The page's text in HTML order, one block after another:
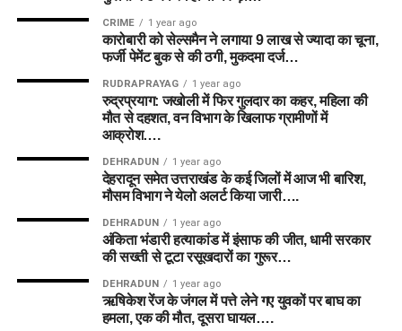
CRIME 1 year ago
कारोबारी को सेल्समैन ने लगाया 9 लाख से ज्यादा का चूना,
फर्जी पेमेंट बुक से की ठगी, मुकदमा दर्ज…
RUDRAPRAYAG 1 year ago
रुद्रप्रयाग: जखोली में फिर गुलदार का कहर, महिला की
मौत से दहशत, वन विभाग के खिलाफ ग्रामीणों में
आक्रोश….
DEHRADUN 1 year ago
देहरादून समेत उत्तराखंड के कई जिलों में आज भी बारिश,
मौसम विभाग ने येलो अलर्ट किया जारी….
DEHRADUN 1 year ago
अंकिता भंडारी हत्याकांड में इंसाफ की जीत, धामी सरकार
की सख्ती से टूटा रसूखदारों का गुरूर…
DEHRADUN 1 year ago
ऋषिकेश रेंज के जंगल में पत्ते लेने गए युवकों पर बाघ का
हमला, एक की मौत, दूसरा घायल….